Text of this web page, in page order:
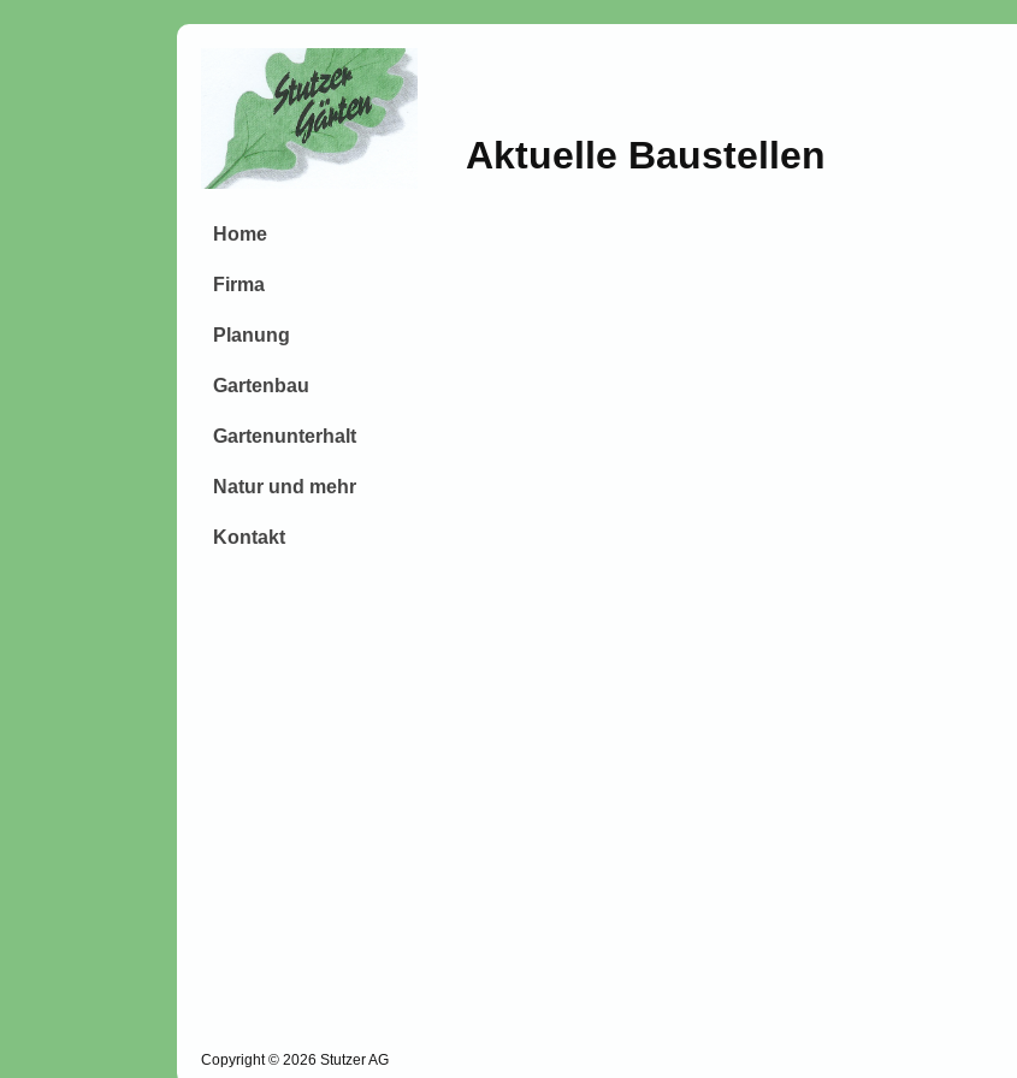
Home
Firma
Planung
Gartenbau
Gartenunterhalt
Natur und mehr
Kontakt
Aktuelle Baustellen
Copyright © 2026 Stutzer AG